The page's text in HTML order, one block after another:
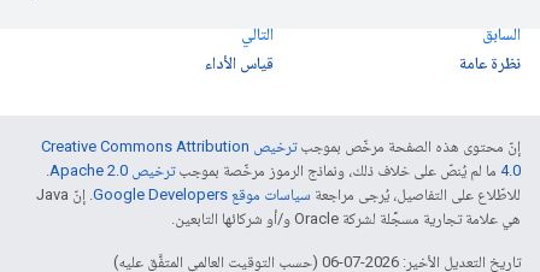
السابق
نظرة عامة
التالي
قياس الأداء
إنّ محتوى هذه الصفحة مرخّص بموجب
ترخيص Creative Commons Attribution
4.0‏ ما لم يُنصّ على خلاف ذلك، ونماذج الرموز مرخّصة بموجبترخيص Apache 2.0‏
.
للاطّلاع على التفاصيل، يُرجى مراجعة سياسات موقع Google Developers‏
. إنّ Java
هي علامة تجارية مسجَّلة لشركة Oracle و/أو شركائها التابعين.
تاريخ التعديل الأخير: 2026-07-06 (حسب التوقيت العالمي المتفَّق عليه)